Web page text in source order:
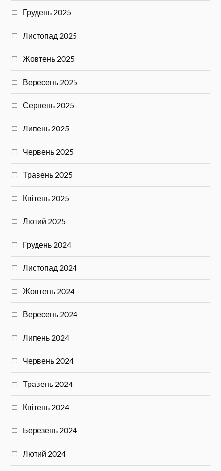
Грудень 2025
Листопад 2025
Жовтень 2025
Вересень 2025
Серпень 2025
Липень 2025
Червень 2025
Травень 2025
Квітень 2025
Лютий 2025
Грудень 2024
Листопад 2024
Жовтень 2024
Вересень 2024
Липень 2024
Червень 2024
Травень 2024
Квітень 2024
Березень 2024
Лютий 2024